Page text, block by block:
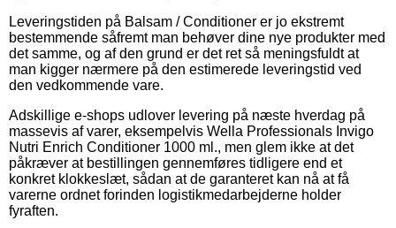
Leveringstiden på Balsam / Conditioner er jo ekstremt
bestemmende såfremt man behøver dine nye produkter med
det samme, og af den grund er det ret så meningsfuldt at
man kigger nærmere på den estimerede leveringstid ved
den vedkommende vare.
Adskillige e-shops udlover levering på næste hverdag på
massevis af varer, eksempelvis Wella Professionals Invigo
Nutri Enrich Conditioner 1000 ml., men glem ikke at det
påkræver at bestillingen gennemføres tidligere end et
konkret klokkeslæt, sådan at de garanteret kan nå at få
varerne ordnet forinden logistikmedarbejderne holder
fyraften.